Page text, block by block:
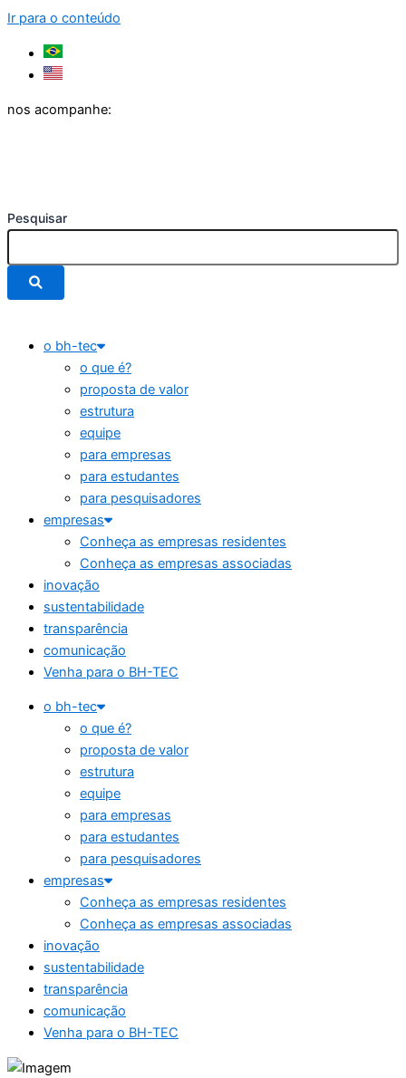
Ir para o conteúdo
nos acompanhe:
Pesquisar
o bh-tec
o que é?
proposta de valor
estrutura
equipe
para empresas
para estudantes
para pesquisadores
empresas
Conheça as empresas residentes
Conheça as empresas associadas
inovação
sustentabilidade
transparência
comunicação
Venha para o BH-TEC
o bh-tec
o que é?
proposta de valor
estrutura
equipe
para empresas
para estudantes
para pesquisadores
empresas
Conheça as empresas residentes
Conheça as empresas associadas
inovação
sustentabilidade
transparência
comunicação
Venha para o BH-TEC